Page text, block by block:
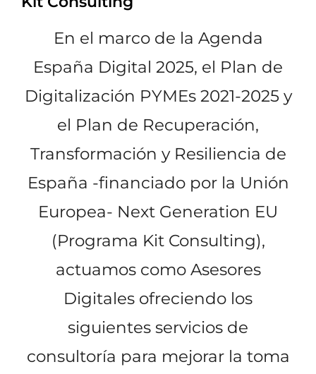
En el marco de la Agenda
España Digital 2025, el Plan de
Digitalización PYMEs 2021-2025 y
el Plan de Recuperación,
Transformación y Resiliencia de
España -financiado por la Unión
Europea- Next Generation EU
(Programa Kit Consulting),
actuamos como Asesores
Digitales ofreciendo los
siguientes servicios de
consultoría para mejorar la toma